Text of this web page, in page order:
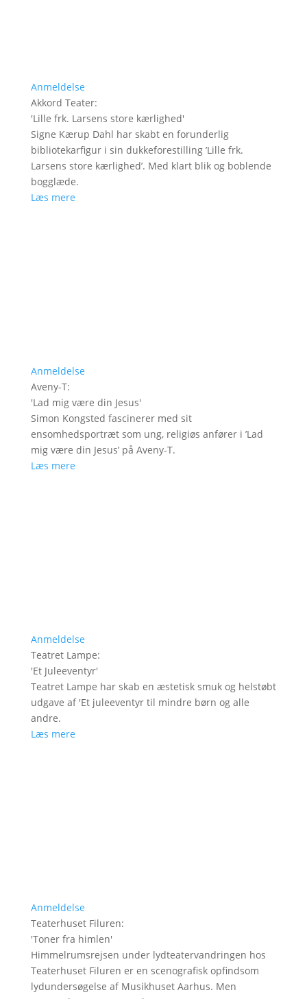
Anmeldelse
Akkord Teater:
'Lille frk. Larsens store kærlighed'
Signe Kærup Dahl har skabt en forunderlig
bibliotekarfigur i sin dukkeforestilling ’Lille frk.
Larsens store kærlighed’. Med klart blik og boblende
bogglæde.
Læs mere
Anmeldelse
Aveny-T:
'Lad mig være din Jesus'
Simon Kongsted fascinerer med sit
ensomhedsportræt som ung, religiøs anfører i ’Lad
mig være din Jesus’ på Aveny-T.
Læs mere
Anmeldelse
Teatret Lampe:
'Et Juleeventyr'
Teatret Lampe har skab en æstetisk smuk og helstøbt
udgave af 'Et juleeventyr til mindre børn og alle
andre.
Læs mere
Anmeldelse
Teaterhuset Filuren:
'Toner fra himlen'
Himmelrumsrejsen under lydteatervandringen hos
Teaterhuset Filuren er en scenografisk opfindsom
lydundersøgelse af Musikhuset Aarhus. Men